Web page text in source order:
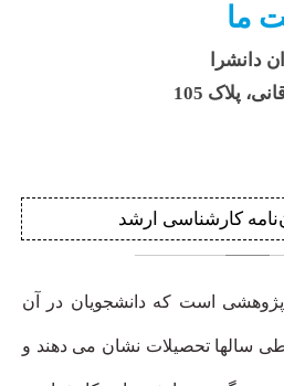
ما
دانشرا
پلاک 105
کارشناسی ارشد
پژوهشی است که دانشجویان در آن
سالها تحصیلات نشان می دهند و